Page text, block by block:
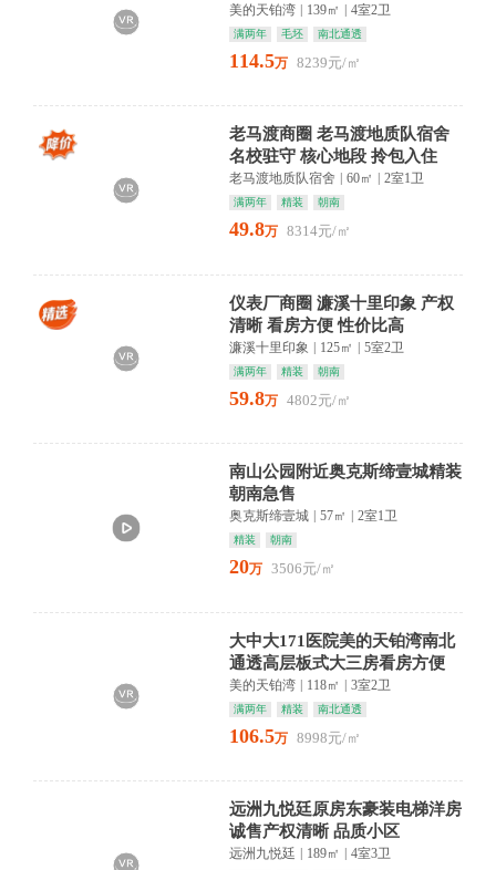
美的天铂湾 | 139㎡ | 4室2卫
满两年 毛坯 南北通透
114.5万 8239元/㎡
老马渡商圈 老马渡地质队宿舍
名校驻守 核心地段 拎包入住
老马渡地质队宿舍 60㎡ 2室1卫
满两年 精装 朝南
49.8万 8314元/㎡
仪表厂商圈 濂溪十里印象 产权
清晰 看房方便 性价比高
濂溪十里印象 | 125㎡ | 5室2卫
满两年 精装 朝南
59.8万 4802元/㎡
南山公园附近奥克斯缔壹城精装
朝南急售
奥克斯缔壹城 57㎡ 2室1卫
精装 朝南
20万 3506元/㎡
大中大171医院美的天铂湾南北
通透高层板式大三房看房方便
拎包入住
美的天铂湾 | 118㎡ | 3室2卫
满两年 精装 南北通透
106.5万 8998元/㎡
远洲九悦廷原房东豪装电梯洋房
诚售产权清晰 品质小区
远洲九悦廷 189㎡ 4室3卫